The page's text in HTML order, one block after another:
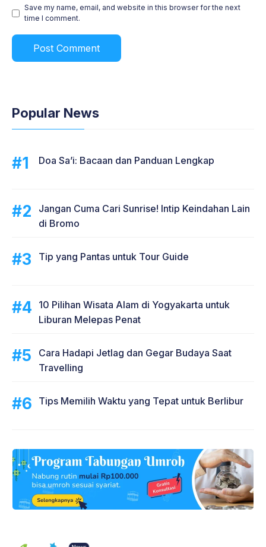
Save my name, email, and website in this browser for the next
time I comment.
Popular News
Doa Sa’i: Bacaan dan Panduan Lengkap
Jangan Cuma Cari Sunrise! Intip Keindahan Lain
di Bromo
Tip yang Pantas untuk Tour Guide
10 Pilihan Wisata Alam di Yogyakarta untuk
Liburan Melepas Penat
Cara Hadapi Jetlag dan Gegar Budaya Saat
Travelling
Tips Memilih Waktu yang Tepat untuk Berlibur